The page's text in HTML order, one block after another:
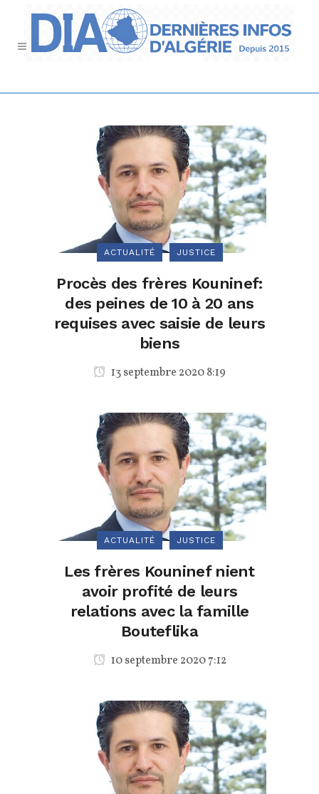
ACTUALITÉ JUSTICE
Procès des frères Kouninef:
des peines de 10 à 20 ans
requises avec saisie de leurs
biens
13 septembre 2020 8:19
ACTUALITÉ JUSTICE
Les frères Kouninef nient
avoir profité de leurs
relations avec la famille
Bouteflika
10 septembre 2020 7:12